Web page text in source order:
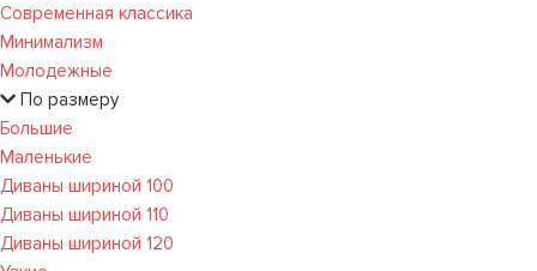
Современная классика
Минимализм
Молодежные
По размеру
Большие
Маленькие
Диваны шириной 100
Диваны шириной 110
Диваны шириной 120